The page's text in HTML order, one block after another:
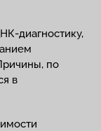
диагностику,
по
в